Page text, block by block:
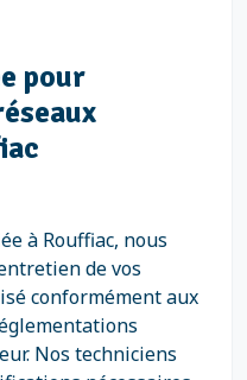
pour
à Rouffiac, nous
de vos
conformément aux
Nos techniciens